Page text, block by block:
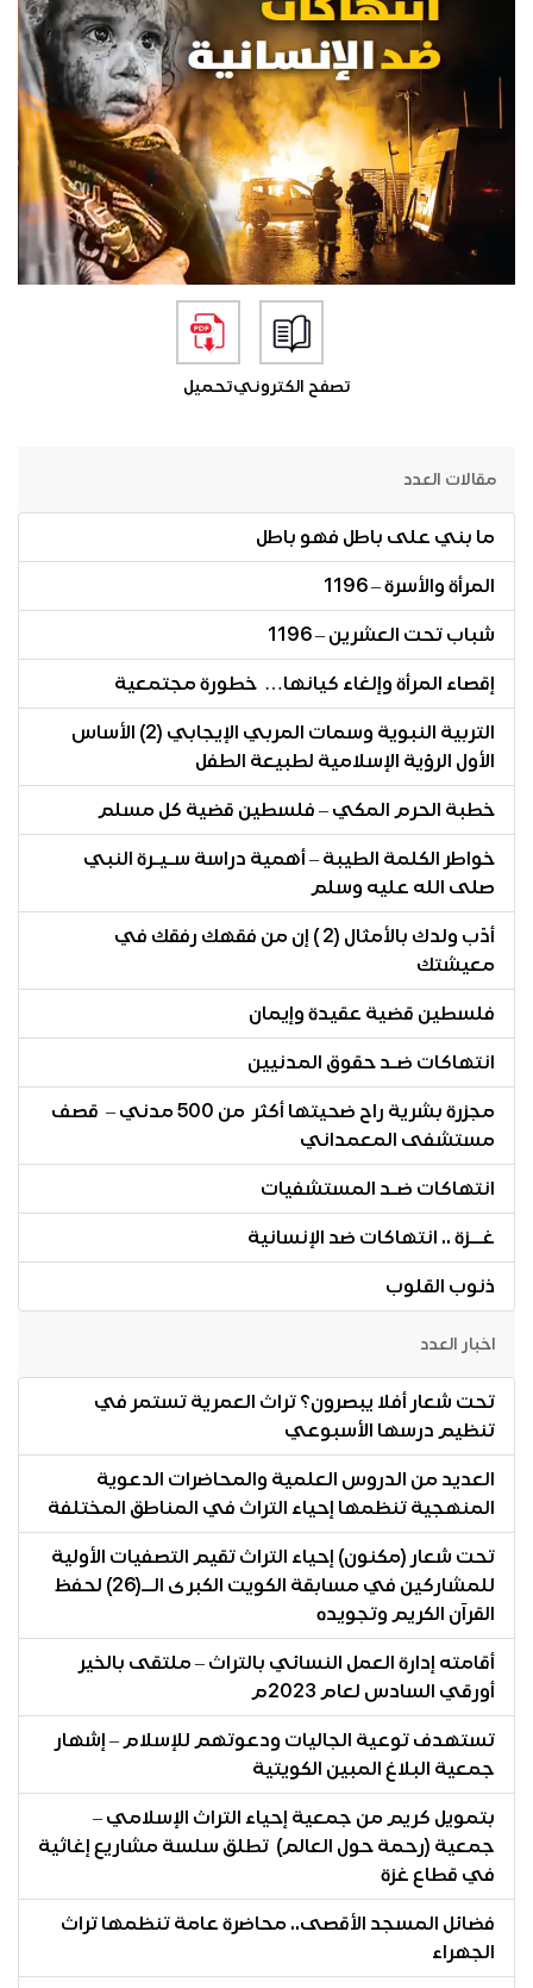
تصفح الكترونيتحميل
مقالات العدد
ما بني على باطل فهو باطل
المرأة والأسرة – 1196
شباب تحت العشرين – 1196
إقصاء المرأة وإلغاء كيانها… خطورة مجتمعية
التربية النبوية وسمات المربي الإيجابي (2) الأساس
الأول الرؤية الإسلامية لطبيعة الطفل
خطبة الحرم المكي – فلسطين قضية كل مسلم
خواطر الكلمة الطيبة – أهمية دراسة سـيـرة النبي
صلى الله عليه وسلم
أدّب ولدك بالأمثال (2 ) إن من فقهك رفقك في
معيشتك
فلسطين قضية عقيدة وإيمان
انتهاكات ضـد حقوق المدنيين
مجزرة بشرية راح ضحيتها أكثر من 500 مدني – قصف
مستشفى المعمداني
انتهاكات ضـد المستشفيات
غــزة .. انتهاكات ضد الإنسانية
ذنوب القلوب
اخبار العدد
تحت شعار أفلا يبصرون؟ تراث العمرية تستمر في
تنظيم درسها الأسبوعي
العديد من الدروس العلمية والمحاضرات الدعوية
المنهجية تنظمها إحياء التراث في المناطق المختلفة
تحت شعار (مكنون) إحياء التراث تقيم التصفيات الأولية
للمشاركين في مسابقة الكويت الكبرى الــ(26) لحفظ
القرآن الكريم وتجويده
أقامته إدارة العمل النسائي بالتراث – ملتقى بالخير
أورقي السادس لعام 2023م
تستهدف توعية الجاليات ودعوتهم للإسلام – إشهار
جمعية البلاغ المبين الكويتية
بتمويل كريم من جمعية إحياء التراث الإسلامي –
جمعية (رحمة حول العالم) تطلق سلسة مشاريع إغاثية
في قطاع غزة
فضائل المسجد الأقصى.. محاضرة عامة تنظمها تراث
الجهراء